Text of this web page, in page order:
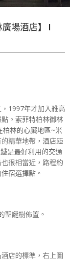
場酒店】 I
1997年才加入雅高
。索菲特柏林御林
柏林的心臟地區~米
精華地帶，酒店距
是最好利用的交通
很相當近，路程約
宿選擇點。
聖誕樹佈置。
店的標準，右上圖